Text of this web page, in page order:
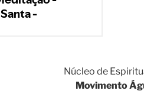
Núcleo de
Movimento